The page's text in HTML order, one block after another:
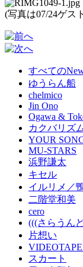
(写真は07/24ゲス
すべての
ゆうらん船
chelmico
Jin Ono
Ogawa &
カクバリズ
YOUR
MU-STARS
浜野謙太
キセル
イルリメ／
二階堂和美
cero
(((さらうん
片想い
スカート